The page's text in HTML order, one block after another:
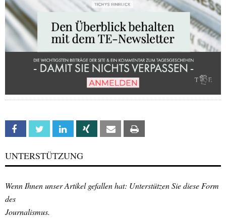
Facebook Twitter Linkedin Xing Email
UNTERSTÜTZUNG
Wenn Ihnen unser Artikel gefallen hat: Unterstützen Sie diese Form
des
Journalismus.